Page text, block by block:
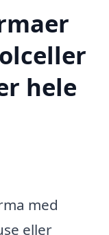
hele
med
eller